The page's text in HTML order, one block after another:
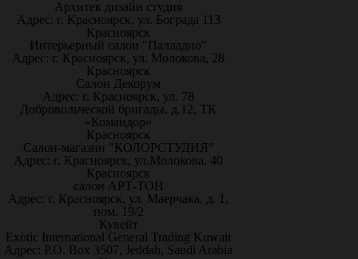
Архитек дизайн студия
Адрес: г. Красноярск, ул. Бограда 113
Красноярск
Интерьерный салон "Палладио"
Адрес: г. Красноярск, ул. Молокова, 28
Красноярск
Салон Декорум
Адрес: г. Красноярск, ул. 78
Добровольческой бригады, д.12, ТК
«Командор»
Красноярск
Салон-магазин "КОЛОРСТУДИЯ"
Адрес: г. Красноярск, ул.Молокова, 40
Красноярск
салон АРТ-ТОН
Адрес: г. Красноярск, ул. Маерчака, д. 1,
пом. 19/2
Кувейт
Exotic International General Trading Kuwait
Адрес: P.O. Box 3507, Jeddah, Saudi Arabia